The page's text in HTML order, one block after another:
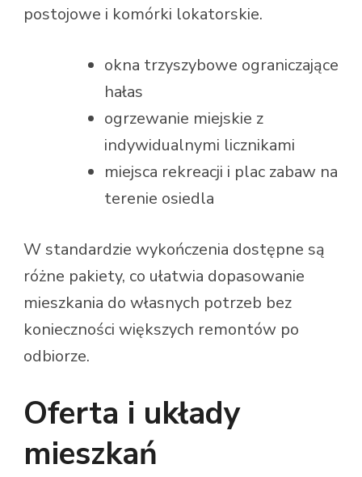
postojowe i komórki lokatorskie.
okna trzyszybowe ograniczające
hałas
ogrzewanie miejskie z
indywidualnymi licznikami
miejsca rekreacji i plac zabaw na
terenie osiedla
W standardzie wykończenia dostępne są
różne pakiety, co ułatwia dopasowanie
mieszkania do własnych potrzeb bez
konieczności większych remontów po
odbiorze.
Oferta i układy
mieszkań